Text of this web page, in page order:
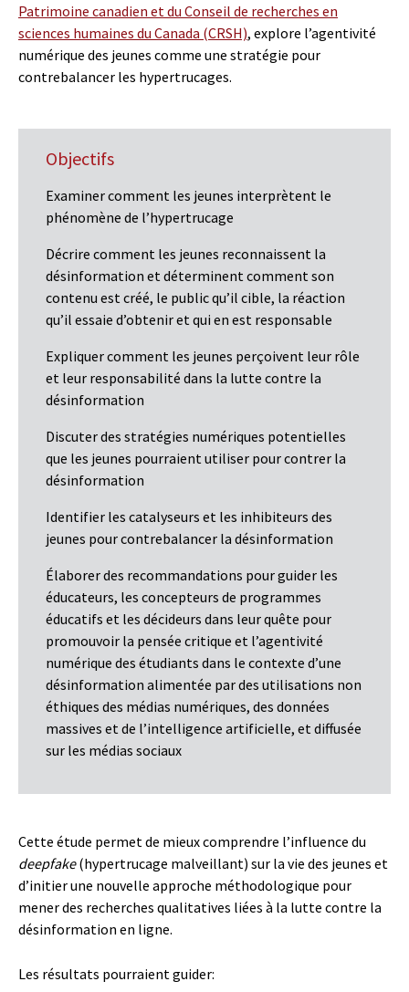
Patrimoine canadien et du Conseil de recherches en
sciences humaines du Canada (CRSH), explore l’agentivité
numérique des jeunes comme une stratégie pour
contrebalancer les hypertrucages.
Objectifs
Examiner comment les jeunes interprètent le
phénomène de l’hypertrucage
Décrire comment les jeunes reconnaissent la
désinformation et déterminent comment son
contenu est créé, le public qu’il cible, la réaction
qu’il essaie d’obtenir et qui en est responsable
Expliquer comment les jeunes perçoivent leur rôle
et leur responsabilité dans la lutte contre la
désinformation
Discuter des stratégies numériques potentielles
que les jeunes pourraient utiliser pour contrer la
désinformation
Identifier les catalyseurs et les inhibiteurs des
jeunes pour contrebalancer la désinformation
Élaborer des recommandations pour guider les
éducateurs, les concepteurs de programmes
éducatifs et les décideurs dans leur quête pour
promouvoir la pensée critique et l’agentivité
numérique des étudiants dans le contexte d’une
désinformation alimentée par des utilisations non
éthiques des médias numériques, des données
massives et de l’intelligence artificielle, et diffusée
sur les médias sociaux
Cette étude permet de mieux comprendre l’influence du
deepfake(hypertrucage malveillant) sur la vie des jeunes et
d’initier une nouvelle approche méthodologique pour
mener des recherches qualitatives liées à la lutte contre la
désinformation en ligne.
Les résultats pourraient guider: